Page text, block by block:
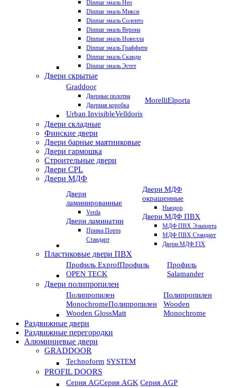
Dinmar эмаль Нео
Dinmar эмаль Микси
Dinmar эмаль Соленто
Dinmar эмаль Верона
Dinmar эмаль Новелла
Dinmar эмаль Граффити
Dinmar эмаль Сканди
Dinmar эмаль Эстет
Двери скрытые
Graddoor
Дверные полотна
Дверная коробка
Urban InvisibleVelldoris
MorelliElporta
Двери складные
Финские двери
Двери барные маятниковые
Двери гармошка
Строительные двери
Двери CРL
Двери МДФ
Двери
ламинированные
Verda
Двери ламинатин
Прима Порта
Стандарт
Двери МДФ
окрашенные
Ньюдор
Двери МДФ ПВХ
МДФ ПВХ Эльпорта
МДФ ПВХ Стандарт
Двери МДФ FIX
Пластиковые двери ПВХ
Профиль ExprofПрофиль
OPEN TECK
Профиль
Salamander
Двери полипропилен
Полипропилен
MonochromeПолипропилен
Wooden GlossMatt
Полипропилен
Wooden
Monochrome
Раздвижные двери
Раздвижные перегородки
Алюминиевые двери
GRADDOOR
Technoform SYSTEM
PROFIL DOORS
Серия AGСерия AGK Серия AGP